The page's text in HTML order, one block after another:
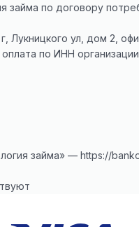
займа по договору
Лукницкого ул, дом 2,
по ИНН
займа» — https://